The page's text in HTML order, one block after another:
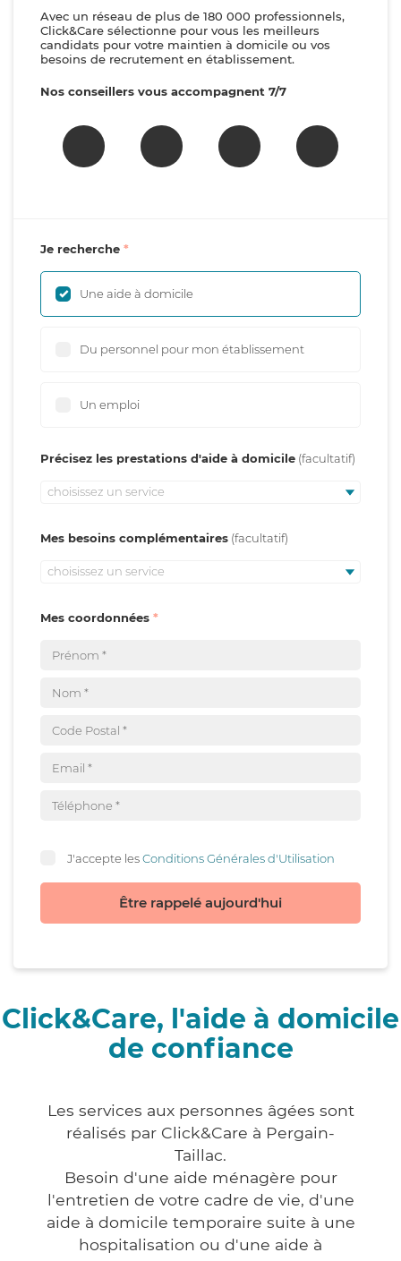
Avec un réseau de plus de 180 000 professionnels,
Click&Care sélectionne pour vous les meilleurs
candidats pour votre maintien à domicile ou vos
besoins de recrutement en établissement.
Nos conseillers vous accompagnent 7/7
Je recherche
Une aide à domicile
Du personnel pour mon établissement
Un emploi
Précisez les prestations d'aide à domicile
choisissez un service
Mes besoins complémentaires
choisissez un service
Mes coordonnées
J'accepte lesConditions Générales d'Utilisation
Être rappelé aujourd'hui
Click&Care, l'aide à domicile
de confiance
Les services aux personnes âgées sont
réalisés par Click&Care à Pergain-
Taillac.
Besoin d'une aide ménagère pour
l'entretien de votre cadre de vie, d'une
aide à domicile temporaire suite à une
hospitalisation ou d'une aide à